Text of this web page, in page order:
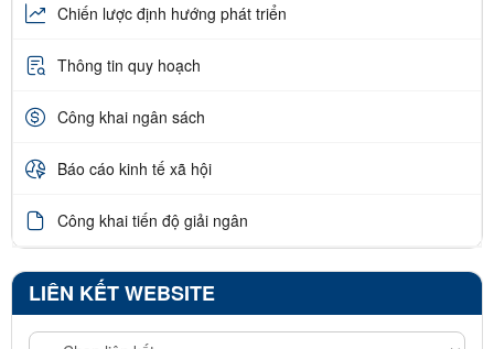
Chiến lược định hướng phát triển
Thông tin quy hoạch
Công khai ngân sách
Báo cáo kinh tế xã hội
Công khai tiến độ giải ngân
LIÊN KẾT WEBSITE